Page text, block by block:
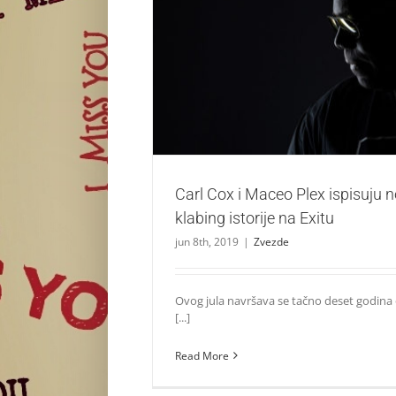
Carl Cox i Maceo Plex ispisuju nove
Zvezde
Carl Cox i Maceo Plex ispisuju
klabing istorije na Exitu
jun 8th, 2019 | Zvezde
Ovog jula navršava se tačno deset
[...]
Read More